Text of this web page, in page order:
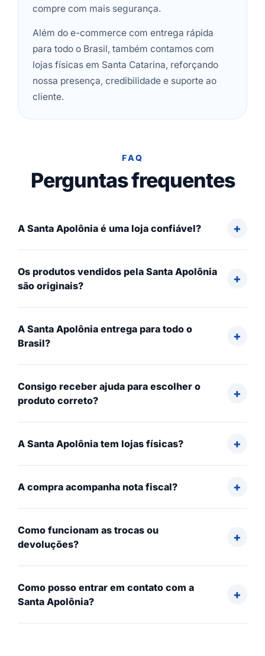
compre com mais segurança.
Além do e-commerce com entrega rápida
para todo o Brasil, também contamos com
lojas físicas em Santa Catarina, reforçando
nossa presença, credibilidade e suporte ao
cliente.
FAQ
Perguntas frequentes
A Santa Apolônia é uma loja confiável?
Os produtos vendidos pela Santa Apolônia
são originais?
A Santa Apolônia entrega para todo o
Brasil?
Consigo receber ajuda para escolher o
produto correto?
A Santa Apolônia tem lojas físicas?
A compra acompanha nota fiscal?
Como funcionam as trocas ou
devoluções?
Como posso entrar em contato com a
Santa Apolônia?